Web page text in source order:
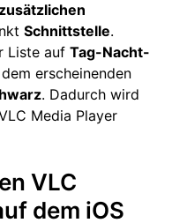
zusätzlichen
Schnittstelle.
Liste auf Tag-Nacht-
erscheinenden
. Dadurch wird
Media Player
VLC
dem iOS